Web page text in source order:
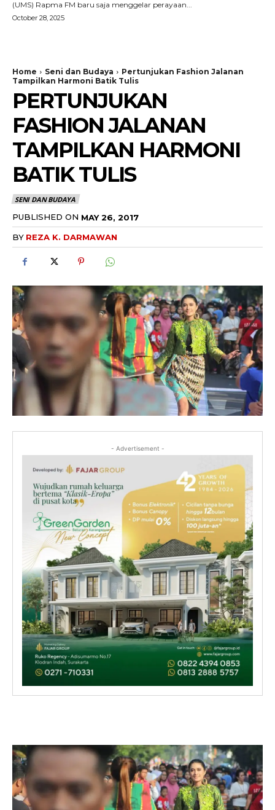
(UMS) Rapma FM baru saja menggelar perayaan...
October 28, 2025